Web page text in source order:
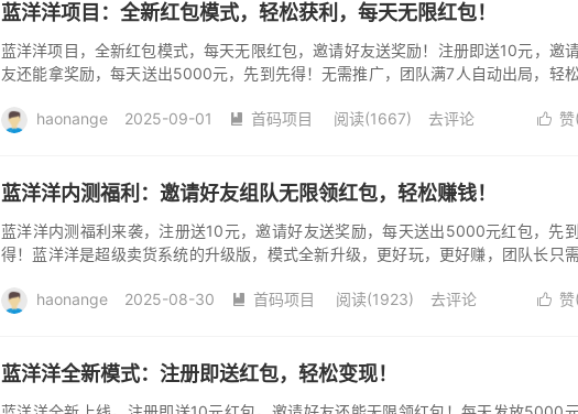
蓝洋洋项目：全新红包模式，轻松获利，每天无限红包！
蓝洋洋项目，全新红包模式，每天无限红包，邀请好友送奖励！注册即送10元，邀
友还能拿奖励，每天送出5000元，先到先得！无需推广，团队满7人自动出局，轻
 赞(
haonange 2025-09-01  首码项目 阅读(1667) 去评论
蓝洋洋内测福利：邀请好友组队无限领红包，轻松赚钱！
蓝洋洋内测福利来袭，注册送10元，邀请好友送奖励，每天送出5000元红包，先
得！蓝洋洋是超级卖货系统的升级版，模式全新升级，更好玩，更好赚，团队长只
版...
 赞(
haonange 2025-08-30  首码项目 阅读(1923) 去评论
蓝洋洋全新模式：注册即送红包，轻松变现！